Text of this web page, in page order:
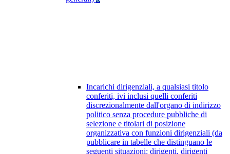
Incarichi dirigenziali, a qualsiasi titolo
conferiti, ivi inclusi quelli conferiti
discrezionalmente dall'organo di indirizzo
politico senza procedure pubbliche di
selezione e titolari di posizione
organizzativa con funzioni dirigenziali (da
pubblicare in tabelle che distinguano le
seguenti situazioni: dirigenti, dirigenti